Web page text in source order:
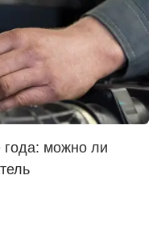
года: можно ли